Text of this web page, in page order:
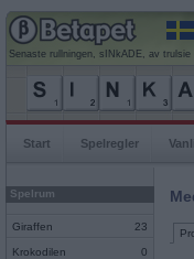
Senaste rullningen, sINkADE, av trulsie
Start Spelregler
Spelrum
Giraffen 23
Krokodilen 0